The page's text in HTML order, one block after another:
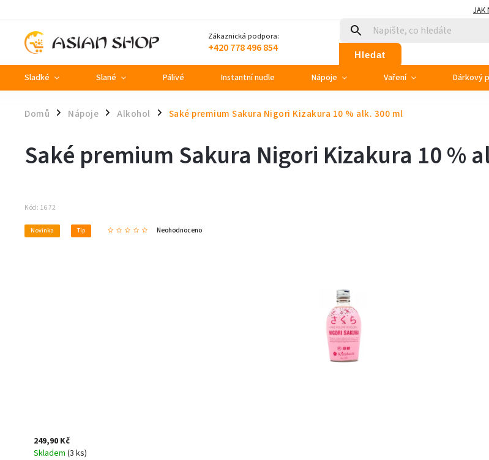
JAK
Zákaznická podpora:
+420 778 496 854 Hledat
Sladké Slané Pálivé Instantní nudle Nápoje Vaření Dárkový
Domů / Nápoje / Alkohol / Saké premium Sakura Nigori Kizakura 10 % alk. 300 ml
Saké premium Sakura Nigori Kizakura 10 %
Kód: 1672
Novinka Tip Neohodnoceno
249,90 Kč
Skladem (3 ks)